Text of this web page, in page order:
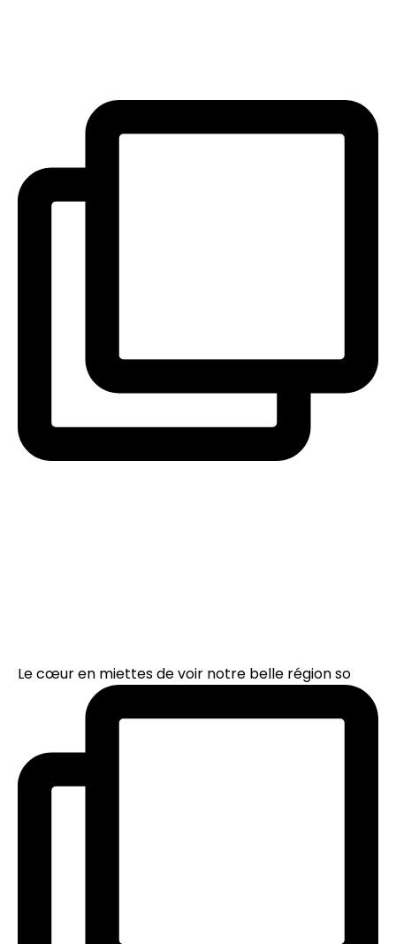
Le cœur en miettes de voir notre belle région so